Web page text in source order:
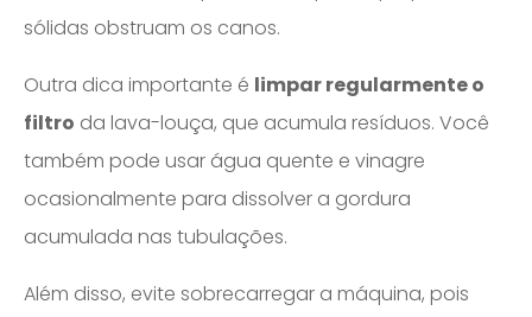
sólidas obstruam os canos.
Outra dica importante é limpar regularmente o
filtro da lava-louça, que acumula resíduos. Você
também pode usar água quente e vinagre
ocasionalmente para dissolver a gordura
acumulada nas tubulações.
Além disso, evite sobrecarregar a máquina, pois